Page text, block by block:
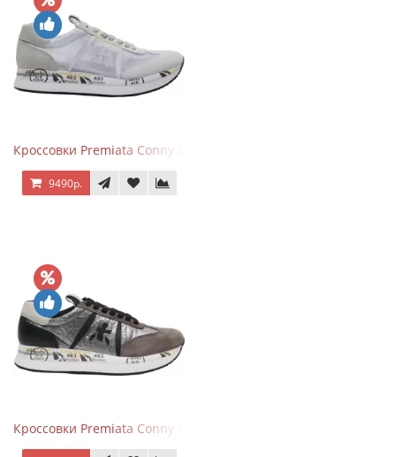
Кроссовки Premiata Conny Combi Grey
9490р.
Кроссовки Premiata Conny Gray Brown